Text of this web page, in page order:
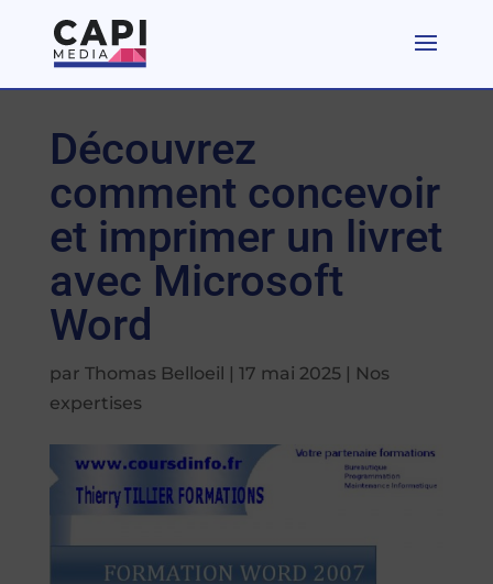
Découvrez
comment concevoir
et imprimer un livret
avec Microsoft
Word
par Thomas Belloeil | 17 mai 2025| Nos
expertises